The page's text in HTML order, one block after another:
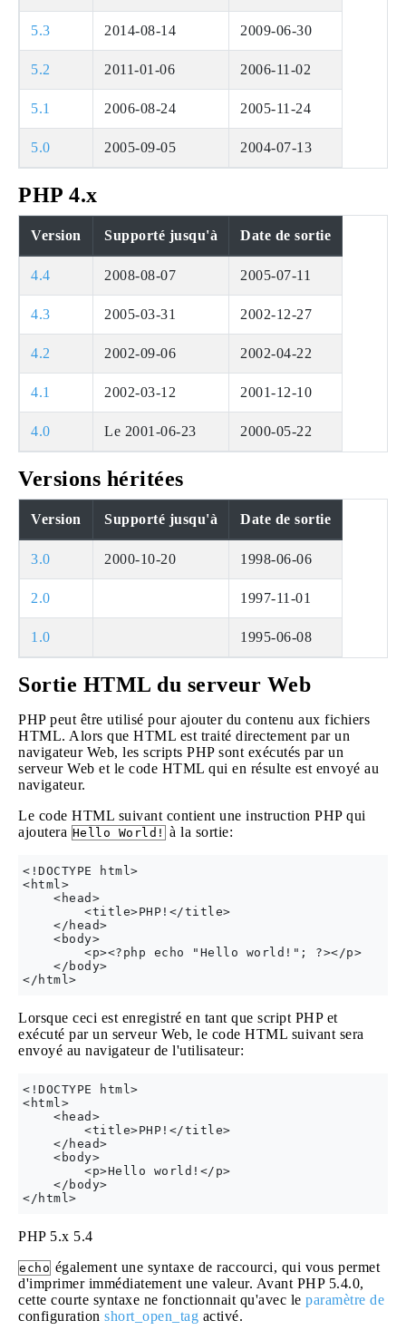
5.3 2014-08-14 2009-06-30
5.2 2011-01-06 2006-11-02
5.1 2006-08-24 2005-11-24
5.0 2005-09-05 2004-07-13
PHP 4.x
Version Supporté jusqu'à Date de sortie
4.4 2008-08-07 2005-07-11
4.3 2005-03-31 2002-12-27
4.2 2002-09-06 2002-04-22
4.1 2002-03-12 2001-12-10
4.0 Le 2001-06-23 2000-05-22
Versions héritées
Version Supporté jusqu'à Date de sortie
3.0 2000-10-20 1998-06-06
2.0 1997-11-01
1.0 1995-06-08
Sortie HTML du serveur Web
PHP peut être utilisé pour ajouter du contenu aux fichiers
HTML. Alors que HTML est traité directement par un
navigateur Web, les scripts PHP sont exécutés par un
serveur Web et le code HTML qui en résulte est envoyé au
navigateur.
Le code HTML suivant contient une instruction PHP qui
ajoutera Hello World! à la sortie:
<!DOCTYPE html>
<html>
    <head>
        <title>PHP!</title>
    </head>
    <body>
        <p><?php echo "Hello world!"; ?></p>
    </body>
Lorsque ceci est enregistré en tant que script PHP et
exécuté par un serveur Web, le code HTML suivant sera
envoyé au navigateur de l'utilisateur:
<!DOCTYPE html>
<html>
    <head>
        <title>PHP!</title>
    </head>
    <body>
        <p>Hello world!</p>
    </body>
PHP 5.x 5.4
echo également une syntaxe de raccourci, qui vous permet
d'imprimer immédiatement une valeur. Avant PHP 5.4.0,
cette courte syntaxe ne fonctionnait qu'avec le paramètre de
configuration short_open_tag activé.